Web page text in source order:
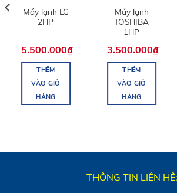
Máy lạnh LG
2HP
5.500.000₫
THÊM
VÀO GIỎ
HÀNG
Máy lạnh
TOSHIBA
1HP
3.500.000₫
THÊM
VÀO GIỎ
HÀNG
THÔNG TIN LIÊN HÊ: